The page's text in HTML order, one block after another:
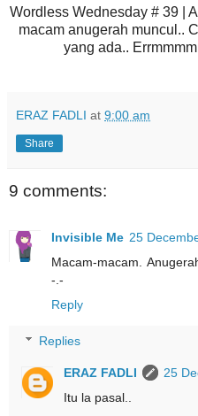
Wordless Wednesday # 39 |
macam anugerah muncul..
yang ada..
ERAZ FADLI at 9:00 am
Share
9 comments:
Invisible Me 25
Macam-macam.
-.-
Reply
Replies
ERAZ FADLI
25
Itu la pasal..